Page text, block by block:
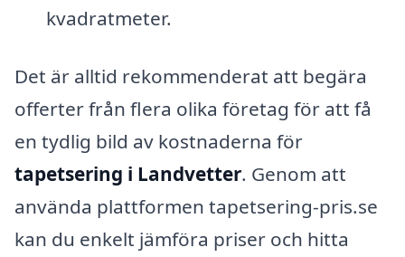
kvadratmeter.
Det är alltid rekommenderat att begära
offerter från flera olika företag för att få
en tydlig bild av kostnaderna för
tapetsering i Landvetter. Genom att
använda plattformen tapetsering-pris.se
kan du enkelt jämföra priser och hitta